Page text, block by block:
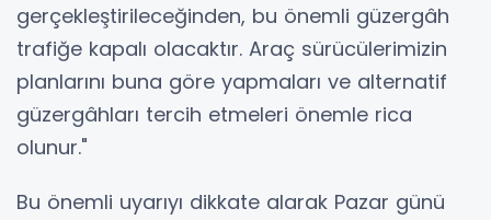
gerçekleştirileceğinden, bu önemli güzergâh
trafiğe kapalı olacaktır. Araç sürücülerimizin
planlarını buna göre yapmaları ve alternatif
güzergâhları tercih etmeleri önemle rica
olunur."
Bu önemli uyarıyı dikkate alarak Pazar günü